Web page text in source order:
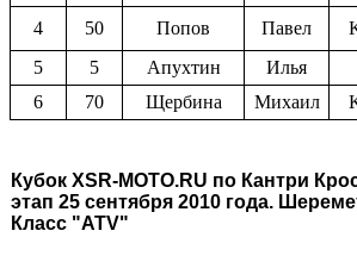
4 50 Попов Павел
5
5 Апухтин Илья
6
70 Щербина Михаил
Кубок XSR-MOTO.RU по Кантри
этап 25 сентября 2010 года.
Класс "ATV"